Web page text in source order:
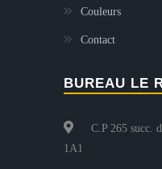
Couleurs
Contact
BUREAU LE
C.P 265 succ.
1A1